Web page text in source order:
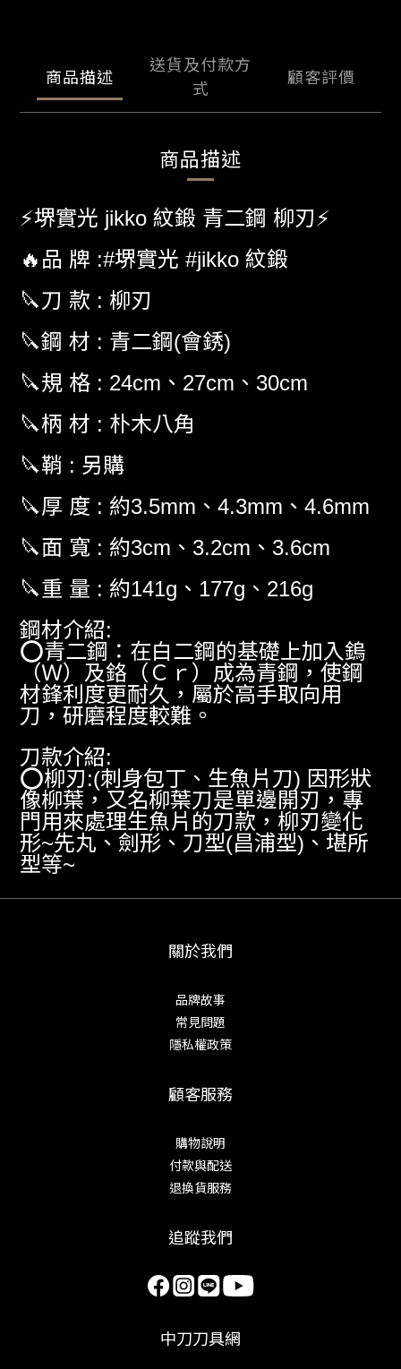
商品描述
送貨及付款方
式
顧客評價
商品描述
⚡堺實光 jikko 紋鍛 青二鋼 柳刃⚡
🔥 品 牌 :#堺實光 #jikko 紋鍛
🔪刀 款 : 柳刃
🔪鋼 材 : 青二鋼(會銹)
🔪規 格 : 24cm 、 27cm 、 30cm
🔪柄 材 : 朴木八角
🔪鞘 : 另購
🔪厚 度 : 約3.5mm 、 4.3mm 、 4.6mm
🔪面 寬 : 約3cm 、 3.2cm 、 3.6cm
🔪重 量 : 約141g 、 177g 、 216g
鋼材介紹:
⭕青二鋼：在白二鋼的基礎上加入鎢
（Ｗ）及鉻（Ｃｒ）成為青鋼，使鋼
材鋒利度更耐久，屬於高手取向用
刀，研磨程度較難。
刀款介紹:
⭕柳刃:(刺身包丁、生魚片刀) 因形狀
像柳葉，又名柳葉刀是單邊開刃，專
門用來處理生魚片的刀款，柳刃變化
形~先丸、劍形、刀型(昌浦型) 、堪所
型等~
關於我們
品牌故事
常見問題
隱私權政策
顧客服務
購物說明
付款與配送
退換貨服務
追蹤我們
中刀刀具網